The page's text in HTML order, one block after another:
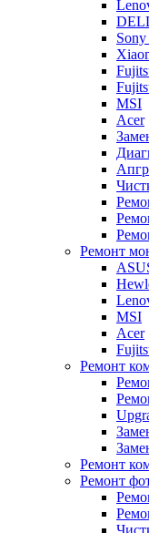
MSI
Acer
Ремонт
MSI
Acer
Ремонт
Ремонт
Ремонт